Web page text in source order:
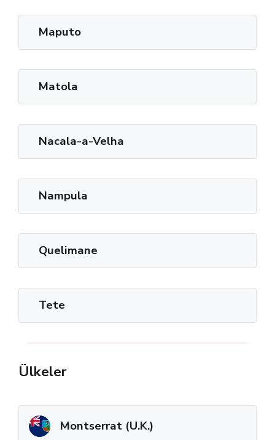
Maputo
Matola
Nacala-a-Velha
Nampula
Quelimane
Tete
Ülkeler
Montserrat (U.K.)